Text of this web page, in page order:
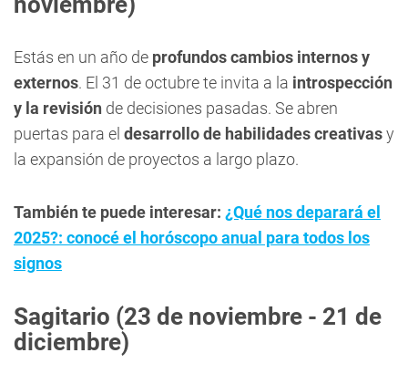
Estás en un año de profundos cambios internos y
externos. El 31 de octubre te invita a la introspección
y la revisión de decisiones pasadas. Se abren
puertas para el desarrollo de habilidades creativasy
la expansión de proyectos a largo plazo.
También te puede interesar: ¿Qué nos deparará el
2025?: conocé el horóscopo anual para todos los
signos
Sagitario (23 de noviembre - 21 de
diciembre)